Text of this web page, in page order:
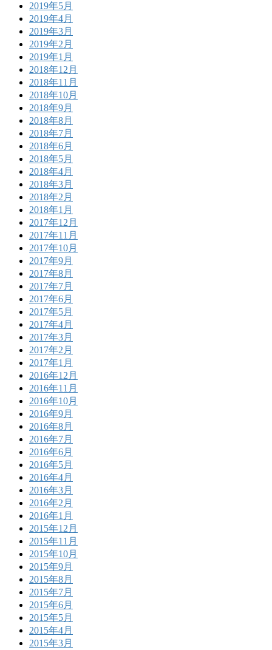
2019年5月
2019年4月
2019年3月
2019年2月
2019年1月
2018年12月
2018年11月
2018年10月
2018年9月
2018年8月
2018年7月
2018年6月
2018年5月
2018年4月
2018年3月
2018年2月
2018年1月
2017年12月
2017年11月
2017年10月
2017年9月
2017年8月
2017年7月
2017年6月
2017年5月
2017年4月
2017年3月
2017年2月
2017年1月
2016年12月
2016年11月
2016年10月
2016年9月
2016年8月
2016年7月
2016年6月
2016年5月
2016年4月
2016年3月
2016年2月
2016年1月
2015年12月
2015年11月
2015年10月
2015年9月
2015年8月
2015年7月
2015年6月
2015年5月
2015年4月
2015年3月